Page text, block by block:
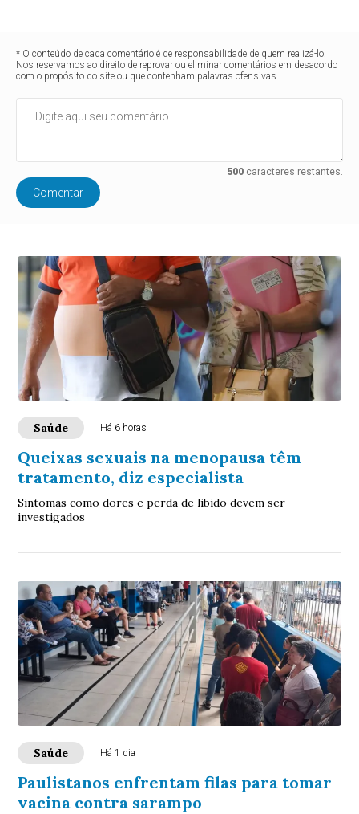
* O conteúdo de cada comentário é de responsabilidade de quem realizá-lo.
Nos reservamos ao direito de reprovar ou eliminar comentários em desacordo
com o propósito do site ou que contenham palavras ofensivas.
500caracteres restantes.
Comentar
Saúde Há 6 horas
Queixas sexuais na menopausa têm
tratamento, diz especialista
Sintomas como dores e perda de libido devem ser
investigados
Saúde Há 1 dia
Paulistanos enfrentam filas para tomar
vacina contra sarampo